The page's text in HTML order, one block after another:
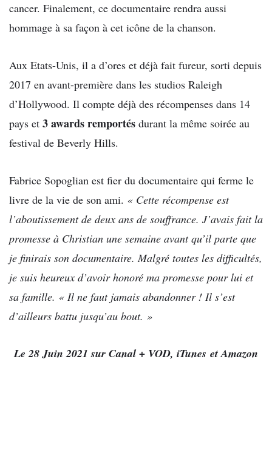
cancer. Finalement, ce documentaire rendra aussi
hommage à sa façon à cet icône de la chanson.
Aux Etats-Unis, il a d’ores et déjà fait fureur, sorti depuis
2017 en avant-première dans les studios Raleigh
d’Hollywood. Il compte déjà des récompenses dans 14
pays et 3 awards remportés durant la même soirée au
festival de Beverly Hills.
Fabrice Sopoglian est fier du documentaire qui ferme le
livre de la vie de son ami. « Cette récompense est
l’aboutissement de deux ans de souffrance. J’avais fait la
promesse à Christian une semaine avant qu’il parte que
je finirais son documentaire. Malgré toutes les difficultés,
je suis heureux d’avoir honoré ma promesse pour lui et
sa famille. « Il ne faut jamais abandonner ! Il s’est
d’ailleurs battu jusqu’au bout. »
Le 28 Juin 2021 sur Canal + VOD, iTunes et Amazon